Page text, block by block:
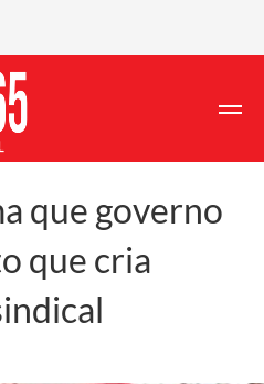
que governo
que cria